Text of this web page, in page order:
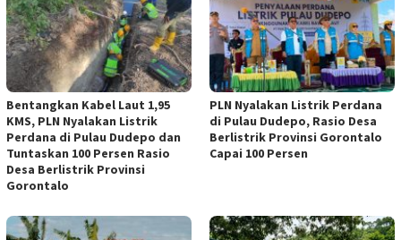
Bentangkan Kabel Laut 1,95
KMS, PLN Nyalakan Listrik
Perdana di Pulau Dudepo dan
Tuntaskan 100 Persen Rasio
Desa Berlistrik Provinsi
Gorontalo
PLN Nyalakan Listrik Perdana
di Pulau Dudepo, Rasio Desa
Berlistrik Provinsi Gorontalo
Capai 100 Persen